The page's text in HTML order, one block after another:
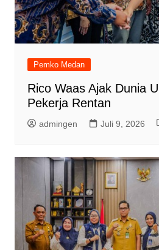
Pemko Medan
Rico Waas Ajak Dunia
Pekerja Rentan
admingen Juli 9, 2026